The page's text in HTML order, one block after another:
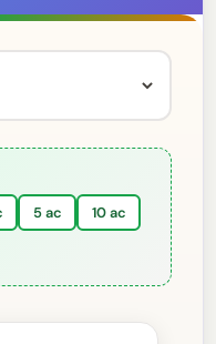
5 ac
10 ac